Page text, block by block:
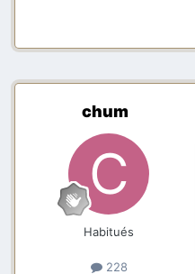
chum
Habitués
228